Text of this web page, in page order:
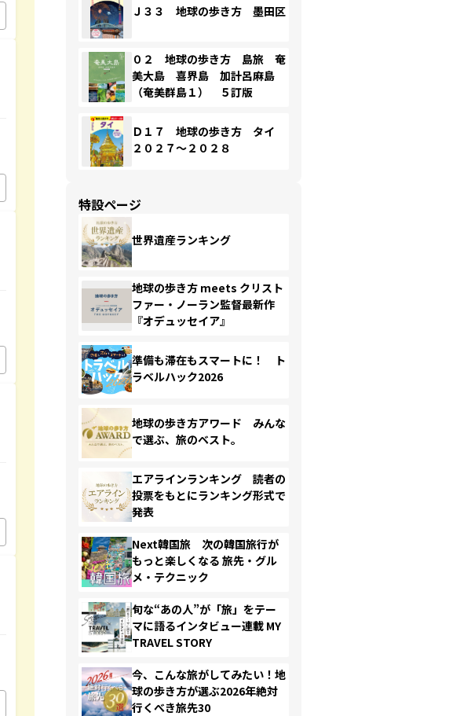
Ｊ３３ 地球の歩き方 墨田区
０２ 地球の歩き方 島旅 奄
美大島 喜界島 加計呂麻島
（奄美群島１） ５訂版
Ｄ１７ 地球の歩き方 タイ
２０２７～２０２８
特設ページ
世界遺産ランキング
地球の歩き方 meets クリスト
ファー・ノーラン監督最新作
『オデュッセイア』
準備も滞在もスマートに！ ト
ラベルハック2026
地球の歩き方アワード みんな
で選ぶ、旅のベスト。
エアラインランキング 読者の
投票をもとにランキング形式で
発表
Next韓国旅 次の韓国旅行が
もっと楽しくなる 旅先・グル
メ・テクニック
旬な“あの人”が「旅」をテー
マに語るインタビュー連載 MY
TRAVEL STORY
今、こんな旅がしてみたい！地
球の歩き方が選ぶ2026年絶対
行くべき旅先30